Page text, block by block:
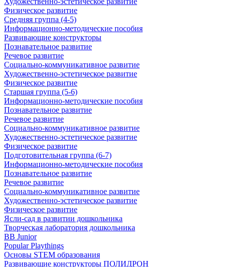
Физическое развитие
Средняя группа (4-5)
Информационно-методические пособия
Развивающие конструкторы
Познавательное развитие
Речевое развитие
Социально-коммуникативное развитие
Художественно-эстетическое развитие
Физическое развитие
Старшая группа (5-6)
Информационно-методические пособия
Познавательное развитие
Речевое развитие
Социально-коммуникативное развитие
Художественно-эстетическое развитие
Физическое развитие
Подготовительная группа (6-7)
Информационно-методические пособия
Познавательное развитие
Речевое развитие
Социально-коммуникативное развитие
Художественно-эстетическое развитие
Физическое развитие
Ясли-сад в развитии дошкольника
Творческая лаборатория дошкольника
BB Junior
Popular Playthings
Основы STEM образования
Развивающие конструкторы ПОЛИДРОН